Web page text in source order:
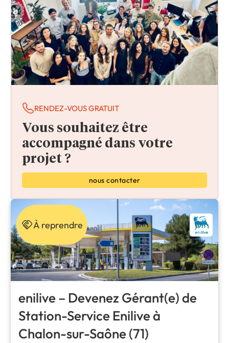
RENDEZ-VOUS GRATUIT
Vous souhaitez être
accompagné dans votre
projet ?
nous contacter
À reprendre
enilive – Devenez Gérant(e) de
Station-Service Enilive à
Chalon-sur-Saône (71)